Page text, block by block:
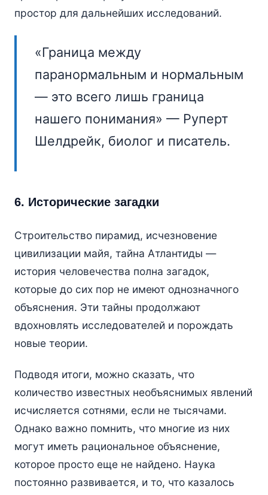
простор для дальнейших исследований.
«Граница между
паранормальным и нормальным
— это всего лишь граница
нашего понимания» — Руперт
Шелдрейк, биолог и писатель.
6. Исторические загадки
Строительство пирамид, исчезновение
цивилизации майя, тайна Атлантиды —
история человечества полна загадок,
которые до сих пор не имеют однозначного
объяснения. Эти тайны продолжают
вдохновлять исследователей и порождать
новые теории.
Подводя итоги, можно сказать, что
количество известных необъяснимых явлений
исчисляется сотнями, если не тысячами.
Однако важно помнить, что многие из них
могут иметь рациональное объяснение,
которое просто еще не найдено. Наука
постоянно развивается, и то, что казалось